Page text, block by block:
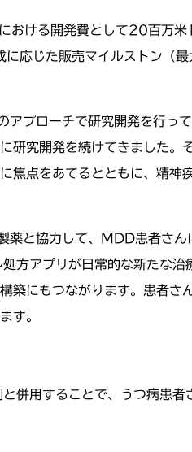
おける開発費として20百万米
に応じた販売マイルストン（
アプローチで研究開発を行っ
研究開発を続けてきました。
焦点をあてるとともに、精神
薬と協力して、MDD患者さん
方アプリが日常的な新たな治
築にもつながります。患者さ
す。
併用することで、うつ病患者